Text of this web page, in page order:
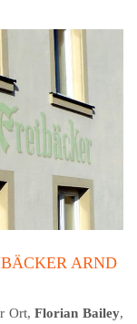
ARND
Ort,Florian Bailey,